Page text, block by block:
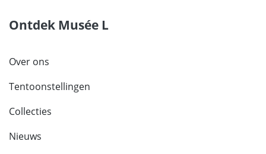
Ontdek Musée L
Over ons
Tentoonstellingen
Collecties
Nieuws